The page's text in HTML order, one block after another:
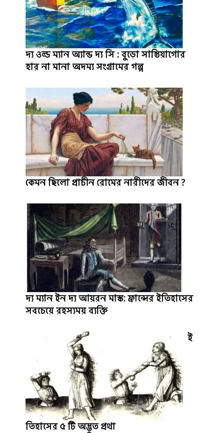
দ্য ওল্ড ম্যান অ্যান্ড দ্য সি : বুড়ো সান্তিয়াগোর
হার না মানা অদম্য সংগ্রামের গল্প
কেমন ছিলো প্রাচীন রোমের নারীদের জীবন ?
দ্য ম্যান ইন দ্য আয়রন মাস্ক: ফ্রান্সের ইতিহাসের
সবচেয়ে রহস্যময় ব্যক্তি
ই
তিহাসের ৫ টি অদ্ভুত প্রথা